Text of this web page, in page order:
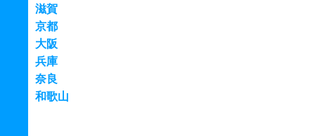
滋賀
京都
大阪
兵庫
奈良
和歌山